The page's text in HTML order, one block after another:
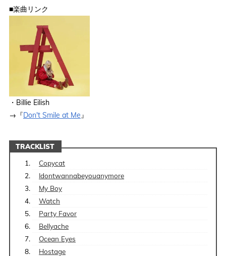
■楽曲リンク
・Billie Eilish
→『Don't Smile at Me』
TRACKLIST
Copycat
Idontwannabeyouanymore
My Boy
Watch
Party Favor
Bellyache
Ocean Eyes
Hostage